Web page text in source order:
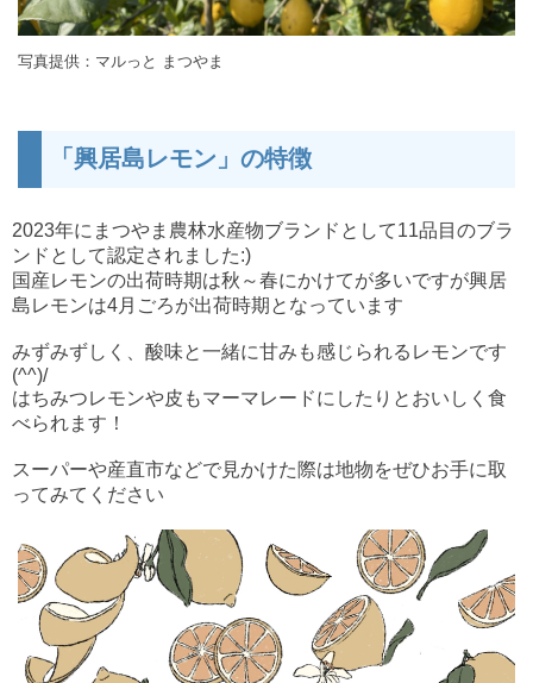
写真提供：マルっと まつやま
「興居島レモン」の特徴
2023年にまつやま農林水産物ブランドとして11品目のブラ
ンドとして認定されました:)
国産レモンの出荷時期は秋～春にかけてが多いですが興居
島レモンは4月ごろが出荷時期となっています
みずみずしく、酸味と一緒に甘みも感じられるレモンです
(^^)/
はちみつレモンや皮もマーマレードにしたりとおいしく食
べられます！
スーパーや産直市などで見かけた際は地物をぜひお手に取
ってみてください